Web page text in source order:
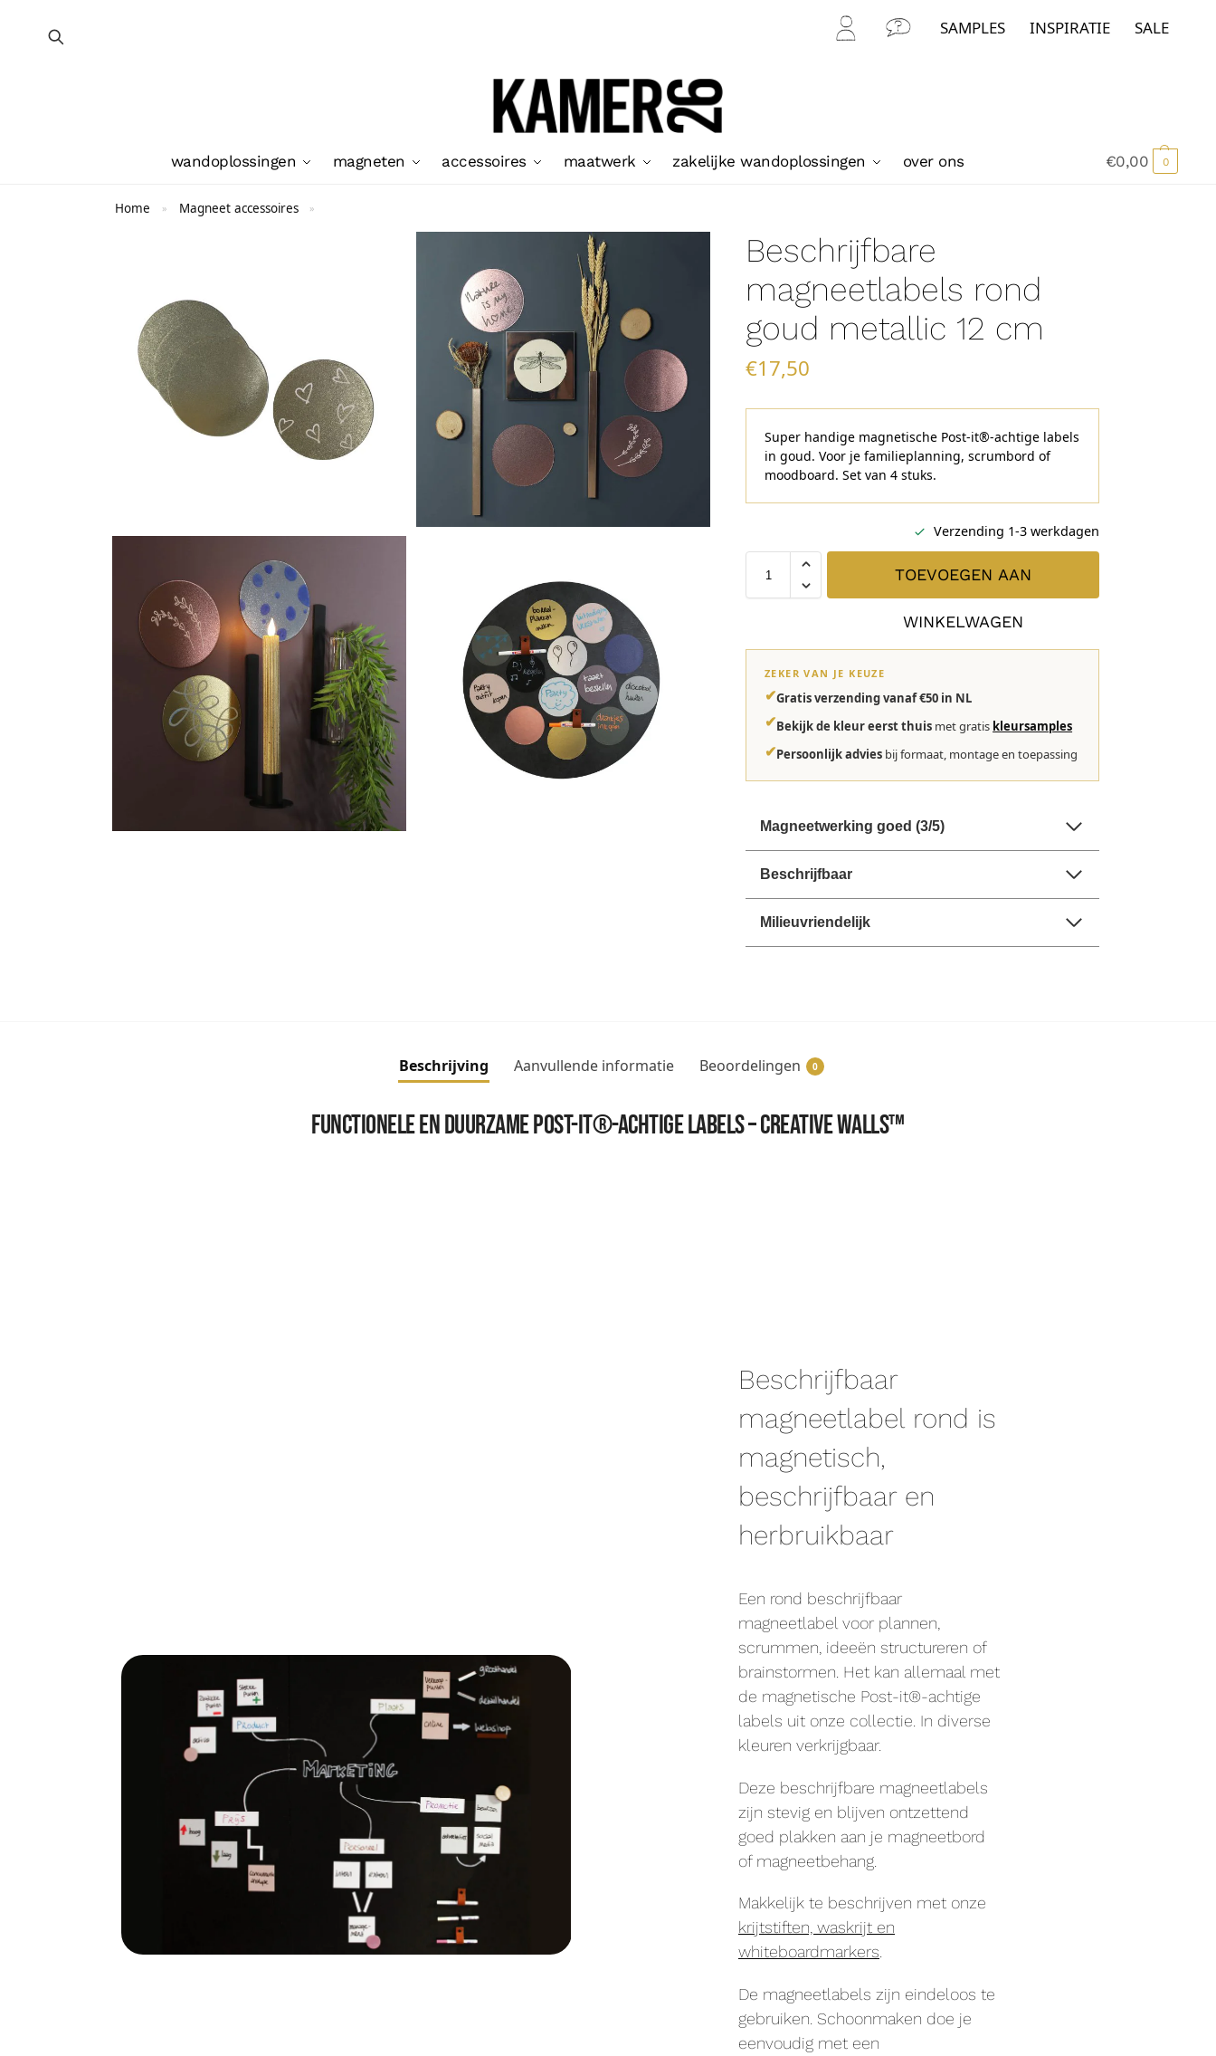
Mijn
Con
SAMPLES INSPIRATIE SALE
wandoplossingen magneten accessoires maatwerk zakelijke wandoplossingen over ons €0,00 0
Home » Magneet accessoires »
Beschrijfbare
magneetlabels rond
goud metallic 12 cm
€17,50
Super handige magnetische Post-it®-achtige labels
in goud. Voor je familieplanning, scrumbord of
moodboard. Set van 4 stuks.
Verzending 1-3 werkdagen
TOEVOEGEN AAN
WINKELWAGEN
ZEKER VAN JE KEUZE
✔Gratis verzending vanaf €50 in NL
✔Bekijk de kleur eerst thuis met gratis kleursamples
✔Persoonlijk advies bij formaat, montage en toepassing
Magneetwerking goed (3/5)
Beschrijfbaar
Milieuvriendelijk
Beschrijving Aanvullende informatie Beoordelingen 0
Functionele en duurzame Post-it®-achtige labels – Creative Walls™
Beschrijfbaar
magneetlabel rond is
magnetisch,
beschrijfbaar en
herbruikbaar
Een rond beschrijfbaar
magneetlabel voor plannen,
scrummen, ideeën structureren of
brainstormen. Het kan allemaal met
de magnetische Post-it®-achtige
labels uit onze collectie. In diverse
kleuren verkrijgbaar.
Deze beschrijfbare magneetlabels
zijn stevig en blijven ontzettend
goed plakken aan je magneetbord
of magneetbehang.
Makkelijk te beschrijven met onze
krijtstiften, waskrijt en
whiteboardmarkers.
De magneetlabels zijn eindeloos te
gebruiken. Schoonmaken doe je
eenvoudig met een